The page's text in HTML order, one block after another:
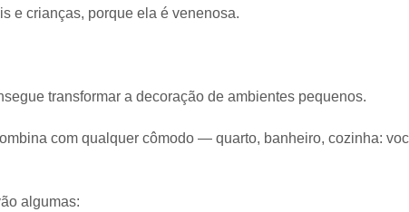
e crianças, porque ela é venenosa.
transformar a decoração de ambientes pequenos.
com qualquer cômodo — quarto, banheiro, cozinha:
algumas: